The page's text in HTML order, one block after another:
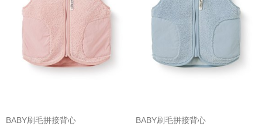
BABY刷毛拼接背心 BABY刷毛拼接背心